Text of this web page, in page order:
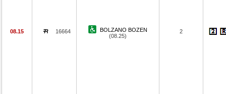
08.15 16664
BOLZANO BOZEN
(08.25)
2